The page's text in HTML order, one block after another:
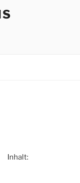
Inhalt: